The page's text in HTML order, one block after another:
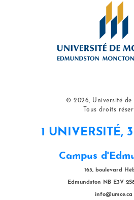
© 2026, Université de
Tous droits
1 UNIVERSITÉ,
Campus
165, boulevard
Edmundston NB E3V
info@umce.ca